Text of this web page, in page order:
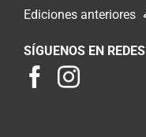
Ediciones anteriores
SÍGUENOS EN REDES